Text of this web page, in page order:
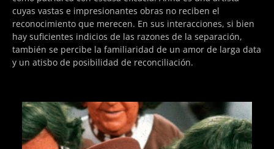
cuyas vastas e impresionantes obras no reciben el
reconocimiento que merecen. En sus interacciones, si bien
hay suficientes indicios de las razones de la separación,
también se percibe la familiaridad de un amor de larga data
y un atisbo de posibilidad de reconciliación.